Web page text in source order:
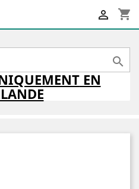
shopping_cart


EN